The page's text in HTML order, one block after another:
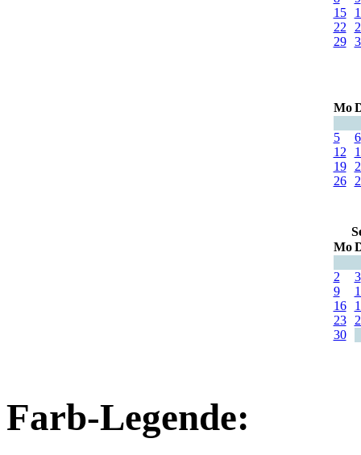
15
22
29
Mo
5
6
12
19
26
Mo
2
3
9
16
23
30
Farb-Legende: